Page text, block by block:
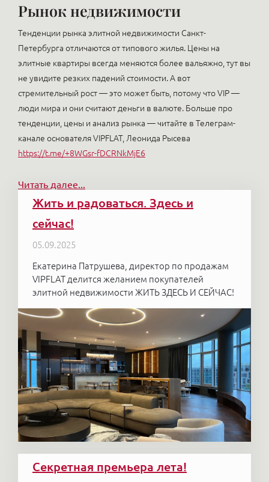
Рынок недвижимости
Тенденции рынка элитной недвижимости Санкт-
Петербурга отличаются от типового жилья. Цены на
элитные квартиры всегда меняются более вальяжно, тут вы
не увидите резких падений стоимости. А вот
стремительный рост — это может быть, потому что VIP —
люди мира и они считают деньги в валюте. Больше про
тенденции, цены и анализ рынка — читайте в Телеграм-
канале основателя VIPFLAT, Леонида Рысева
https://t.me/+8WGsr-fDCRNkMjE6
Читать далее...
Жить и радоваться. Здесь и
сейчас!
05.09.2025
Екатерина Патрушева, директор по продажам
VIPFLAT делится желанием покупателей
элитной недвижимости ЖИТЬ ЗДЕСЬ И СЕЙЧАС!
Секретная премьера лета!